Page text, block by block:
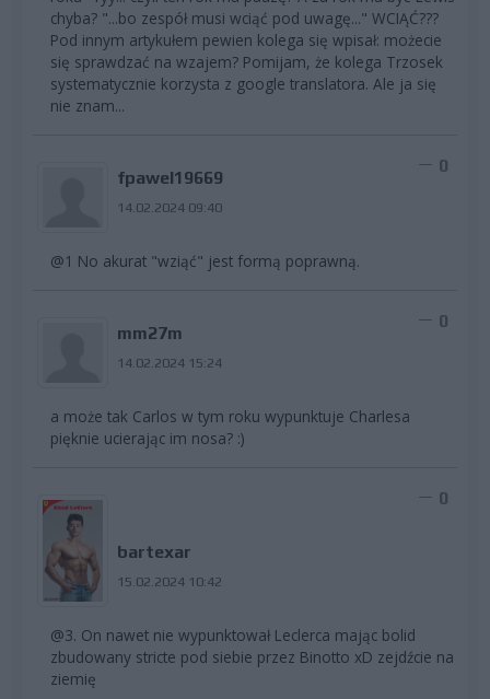
chyba? "...bo zespół musi wciąć pod uwagę..." WCIĄĆ???
Pod innym artykułem pewien kolega się wpisał: możecie
się sprawdzać na wzajem? Pomijam, że kolega Trzosek
systematycznie korzysta z google translatora. Ale ja się
nie znam...
fpawel19669
14.02.2024 09:40
0
@1 No akurat "wziąć" jest formą poprawną.
mm27m
14.02.2024 15:24
0
a może tak Carlos w tym roku wypunktuje Charlesa
pięknie ucierając im nosa? :)
bartexar
15.02.2024 10:42
0
@3. On nawet nie wypunktował Leclerca mając bolid
zbudowany stricte pod siebie przez Binotto xD zejdźcie na
ziemię